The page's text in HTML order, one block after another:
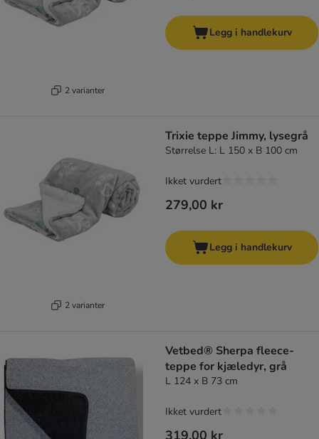
2 varianter
Legg i handlekurv
2 varianter
Trixie teppe Jimmy, lysegrå
Størrelse L: L 150 x B 100 cm
279,00 kr
Ikket vurdert
Legg i handlekurv
Vetbed® Sherpa fleece-
teppe for kjæledyr, grå
L 124 x B 73 cm
319,00 kr
Ikket vurdert